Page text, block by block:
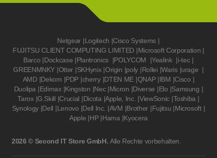
Netgear |Logitech |Cisco Systems |
FUJITSU CLIENT COMPUTING LIMITED |Microsoft Corporation |
Barco |Dockcase |Plantronics |POLYCOM |Yealink |i-tec |
GREENMNKY |Otter |SKHynix |Origin |poly |Rollei |Waris |urage |
AMD |Dekom |PDP |cherry |DTEN ME |QNAP |IBM |Cisco |
Duolipa |Edimax |Kingston |Nec |Micron |Diverse |Elo |Samsung |
Tarox |G.Skill |Crucial |Dicota |Apple, Inc. |ViewSonic |Toshiba |
Synology |Dell |Lenovo |Dell Inc. |AVM |Brother |Fujitsu |Microsoft |
Apple |HP |Hama |Kyocera
2026 © Second IT Store GmbH. Alle Rechte vorbehalten.